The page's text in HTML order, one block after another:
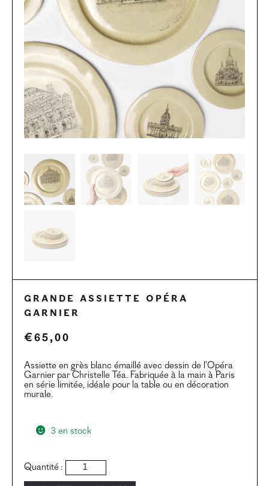
Contact
Grande assiette Opéra
Garnier
€ 65,00
Assiette en grès blanc émaillé avec dessin de l’Opéra
Garnier par Christelle Téa. Fabriquée à la main à Paris
en série limitée, idéale pour la table ou en décoration
murale.
3 en stock
quantité
de
Grande
Quantité :